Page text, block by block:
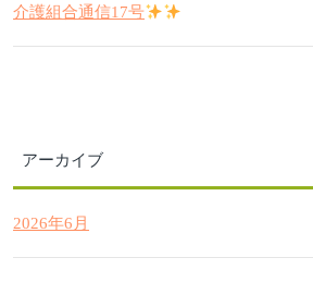
介護組合通信17号
アーカイブ
2026年6月